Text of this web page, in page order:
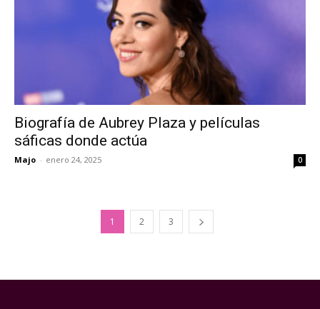
Biografía de Aubrey Plaza y películas
sáficas donde actúa
Majo - enero 24, 2025 0
1 2 3